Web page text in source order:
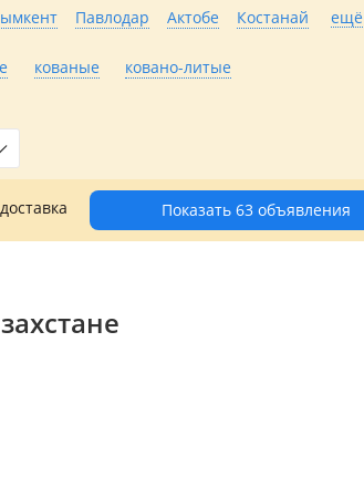
Павлодар Актобе Костанай ещё
кованые
ковано-литые
Показать 63 объявления